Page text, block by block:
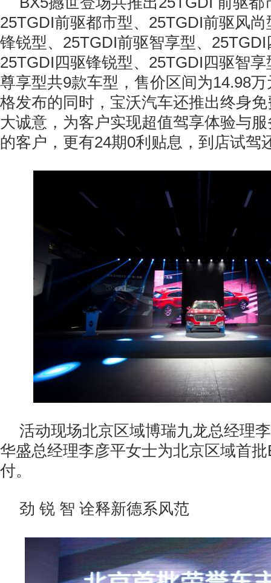
25TGDI前驱都市型、25TGDI前驱风
锋锐型、25TGDI前驱智享型、
25TGDI四驱锋锐型、25TGDI四驱智
尊享型共9款车型，售价区间为14.98
格发布的同时，宝沃汽车还推出终身
大诚意，为客户实现超值驾享体验与
的客户，更有24期0利贴息，到店试驾
活动现场北京区域博瑞九龙总经理
华盛总经理李彦平女士为北京区域首
付。
劲 锐 智 诠释新德系风范